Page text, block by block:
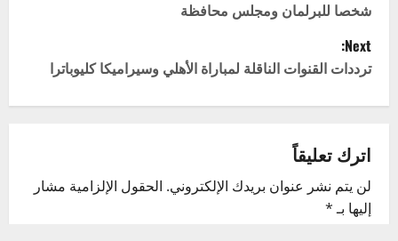
s
t
n
a
v
i
شخصا للبرلمان ومجلس محافظة
Next:
ترددات القنوات الناقلة لمباراة الأهلي وسيراميكا كليوباترا
اترك تعليقاً
لن يتم نشر عنوان بريدك الإلكتروني. الحقول الإلزامية مشار
إليها بـ*